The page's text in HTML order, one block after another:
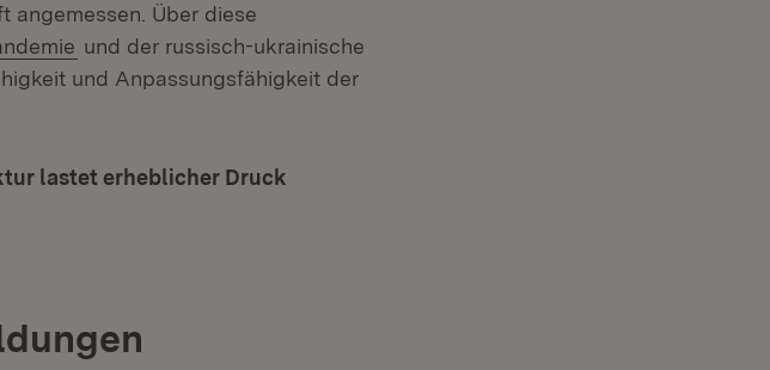
angemessen. Über diese
und der russisch-ukrainische
und Anpassungsfähigkeit der
lastet erheblicher Druck